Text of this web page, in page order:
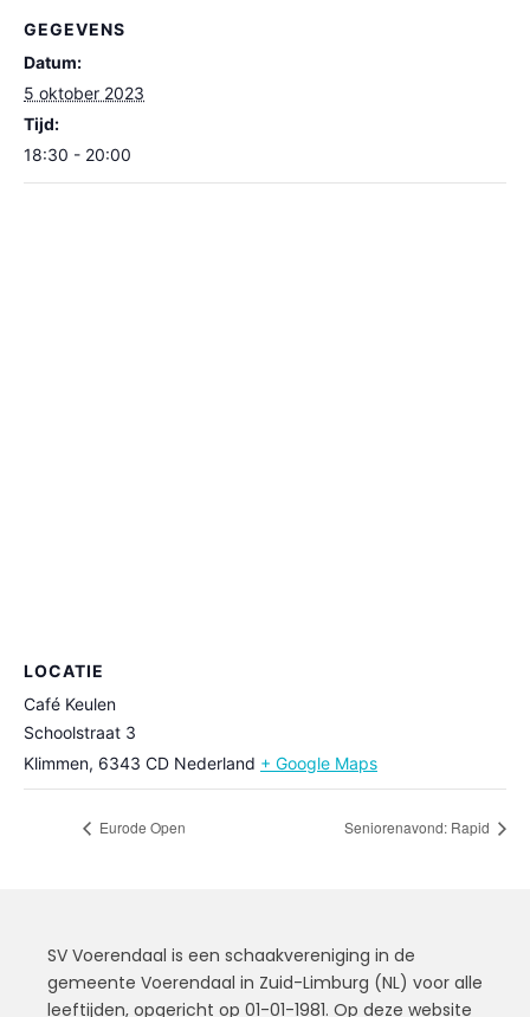
GEGEVENS
Datum:
5 oktober 2023
Tijd:
18:30 - 20:00
LOCATIE
Café Keulen
Schoolstraat 3
Klimmen, 6343 CD Nederland + Google Maps
Eurode Open Seniorenavond: Rapid
SV Voerendaal is een schaakvereniging in de
gemeente Voerendaal in Zuid-Limburg (NL) voor alle
leeftijden, opgericht op 01-01-1981. Op deze website